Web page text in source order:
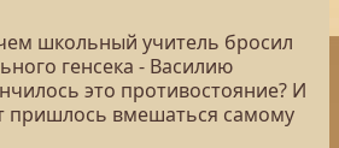
школьный учитель бросил
генсека - Василию
это противостояние? И
пришлось вмешаться самому